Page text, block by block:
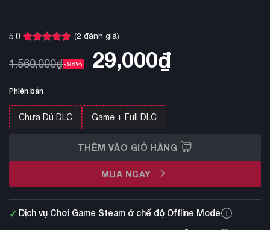
5.0
dựa trên
đánh giá
(2 đánh giá)
1,560,000₫-98% 29,000₫
Phiên bản
Chưa Đủ DLC Game + Full DLC
THÊM VÀO GIỎ HÀNG
MUA NGAY
✓ Dịch vụ Chơi Game Steam ở chế độ Offline Mode